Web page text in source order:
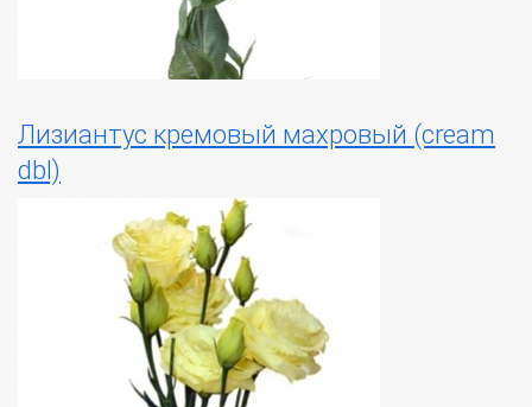
Лизиантус кремовый махровый (cream
dbl)